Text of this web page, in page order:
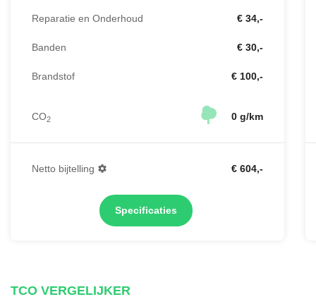
Reparatie en Onderhoud € 34,-
Banden € 30,-
Brandstof € 100,-
CO2 0 g/km
Netto bijtelling € 604,-
Specificaties
TCO VERGELIJKER